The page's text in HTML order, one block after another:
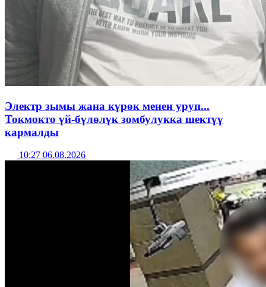
Электр зымы жана күрөк менен уруп...
Токмокто үй-бүлөлүк зомбулукка шектүү
кармалды
10:27 06.08.2026